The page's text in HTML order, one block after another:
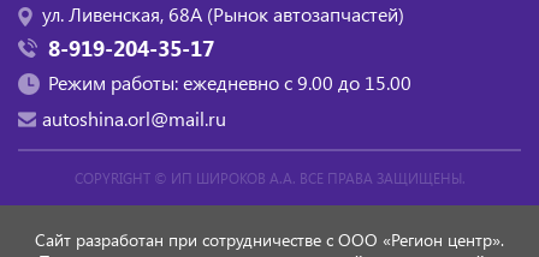
ул. Ливенская, 68А (Рынок автозапчастей)
8-919-204-35-17
Режим работы: ежедневно с 9.00 до 15.00
autoshina.orl@mail.ru
COPYRIGHT © ИП ШИРОКОВ А.А. ВСЕ ПРАВА ЗАЩИЩЕНЫ.
Сайт разработан при сотрудничестве с ООО «Регион центр».